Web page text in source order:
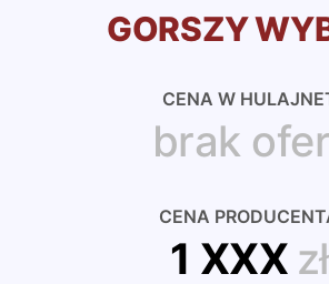
GORSZY
CENA W
brak
CENA
1 XXX zł